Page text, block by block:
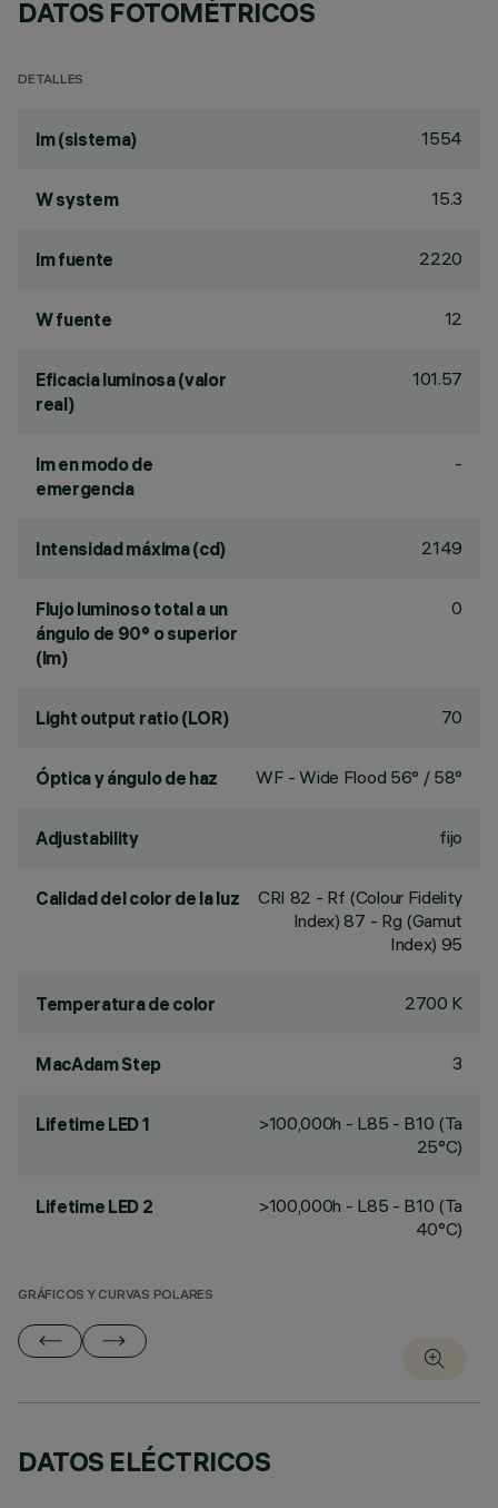
DATOS FOTOMÉTRICOS
DETALLES
lm (sistema) 1554
W system 15.3
lm fuente 2220
W fuente 12
Eficacia luminosa (valor
real)
101.57
lm en modo de
emergencia
-
Intensidad máxima (cd) 2149
Flujo luminoso total a un
ángulo de 90° o superior
(lm)
0
Light output ratio (LOR) 70
Óptica y ángulo de haz WF - Wide Flood 56° / 58°
Adjustability fijo
Calidad del color de la luz CRI 82 - Rf (Colour Fidelity
Index) 87 - Rg (Gamut
Index) 95
Temperatura de color 2700 K
MacAdam Step 3
Lifetime LED 1
>100,000h - L85 - B10 (Ta
25°C)
Lifetime LED 2
>100,000h - L85 - B10 (Ta
40°C)
GRÁFICOS Y CURVAS POLARES
DATOS ELÉCTRICOS